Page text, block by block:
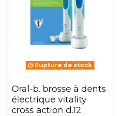
Rupture de stock
oral-b. brosse à dents
électrique vitality
cross action d.12